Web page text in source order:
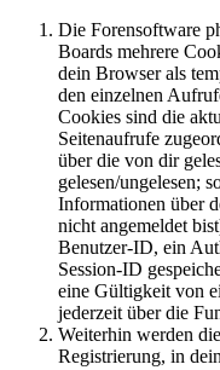
Die Forensoftware
Boards mehrere
dein Browser als
den einzelnen
Cookies sind die
Seitenaufrufe
über die von dir
gelesen/ungelesen;
Informationen über
nicht angemeldet
Benutzer-ID, ein
Session-ID
eine Gültigkeit von
jederzeit über die
Weiterhin werden
Registrierung, in